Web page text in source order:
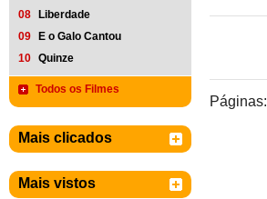
08
Liberdade
09
E o Galo Cantou
10 Quinze
Todos os Filmes
Mais clicados
Mais vistos
Páginas: